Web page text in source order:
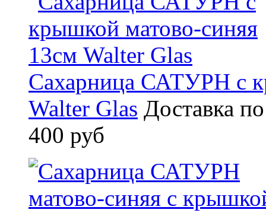
Сахарница САТУРН с
Walter Glas Доставка
400 руб